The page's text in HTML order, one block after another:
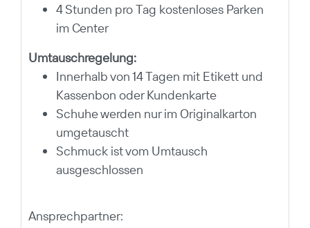
4 Stunden pro Tag kostenloses Parken
im Center
Umtauschregelung:
Innerhalb von 14 Tagen mit Etikett und
Kassenbon oder Kundenkarte
Schuhe werden nur im Originalkarton
umgetauscht
Schmuck ist vom Umtausch
ausgeschlossen
Ansprechpartner: